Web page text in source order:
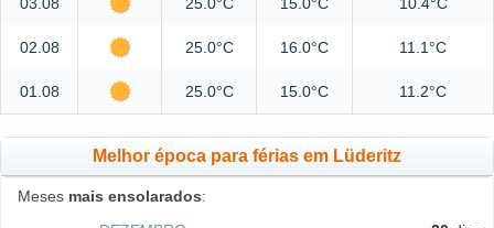
03.08 25.0°C 15.0°C 10.4°C
02.08 25.0°C 16.0°C 11.1°C
01.08 25.0°C 15.0°C 11.2°C
Melhor época para férias em Lüderitz
Meses mais ensolarados: